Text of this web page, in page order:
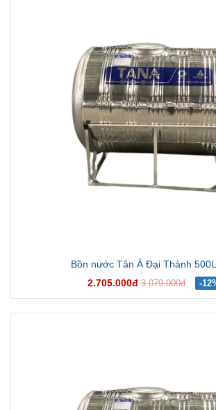
Bồn nước Tân Á Đại Thành
2.705.000đ 3.079.000đ -